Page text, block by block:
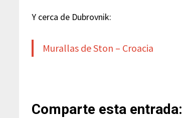
Y cerca de Dubrovnik:
Murallas de Ston – Croacia
Comparte esta entrada: